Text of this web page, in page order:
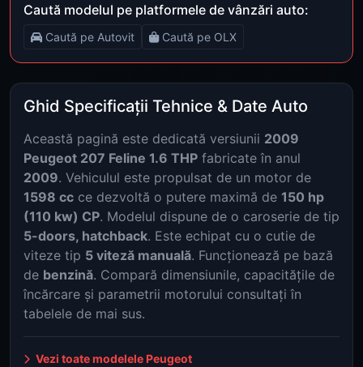
Caută modelul pe platformele de vânzări auto:
Caută pe Autovit Caută pe OLX
Ghid Specificații Tehnice & Date Auto
Această pagină este dedicată versiunii 2009
Peugeot 207 Feline 1.6 THP fabricate în anul
2009. Vehiculul este propulsat de un motor de
1598 cc ce dezvoltă o putere maximă de 150 hp
(110 kw) CP. Modelul dispune de o caroserie de tip
5-doors, hatchback. Este echipat cu o cutie de
viteze tip 5 viteză manuală. Funcționează pe bază
de benzină. Compară dimensiunile, capacitățile de
încărcare și parametrii motorului consultați în
tabelele de mai sus.
Vezi toate modelele Peugeot